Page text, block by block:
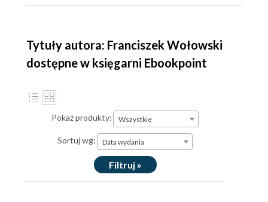
Tytuły autora: Franciszek Wołowski
dostępne w księgarni Ebookpoint
Pokaż produkty: Wszystkie
Sortuj wg: Data wydania
Filtruj »